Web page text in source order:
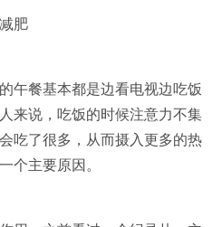
肥
餐基本都是边看电视边吃饭
来说，吃饭的时候注意力不集
吃了很多，从而摄入更多的热
个主要原因。